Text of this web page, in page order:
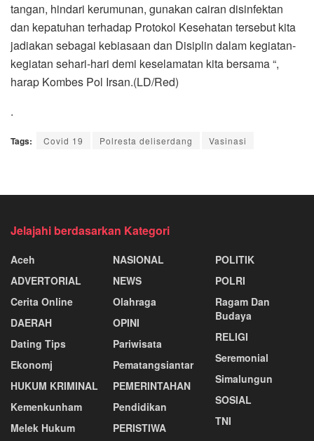
tangan, hindari kerumunan, gunakan cairan disinfektan
dan kepatuhan terhadap Protokol Kesehatan tersebut kita
jadiakan sebagai kebiasaan dan Disiplin dalam kegiatan-
kegiatan sehari-hari demi keselamatan kita bersama “,
harap Kombes Pol Irsan.(LD/Red)
.
Tags: Covid 19 Polresta deliserdang Vasinasi
Jelajahi berdasarkan Kategori
Aceh
ADVERTORIAL
Cerita Online
DAERAH
Dating Tips
Ekonomj
HUKUM KRIMINAL
Kemenkunham
Melek Hukum
NASIONAL
NEWS
Olahraga
OPINI
Pariwisata
Pematangsiantar
PEMERINTAHAN
Pendidikan
PERISTIWA
POLITIK
POLRI
Ragam Dan
Budaya
RELIGI
Seremonial
Simalungun
SOSIAL
TNI